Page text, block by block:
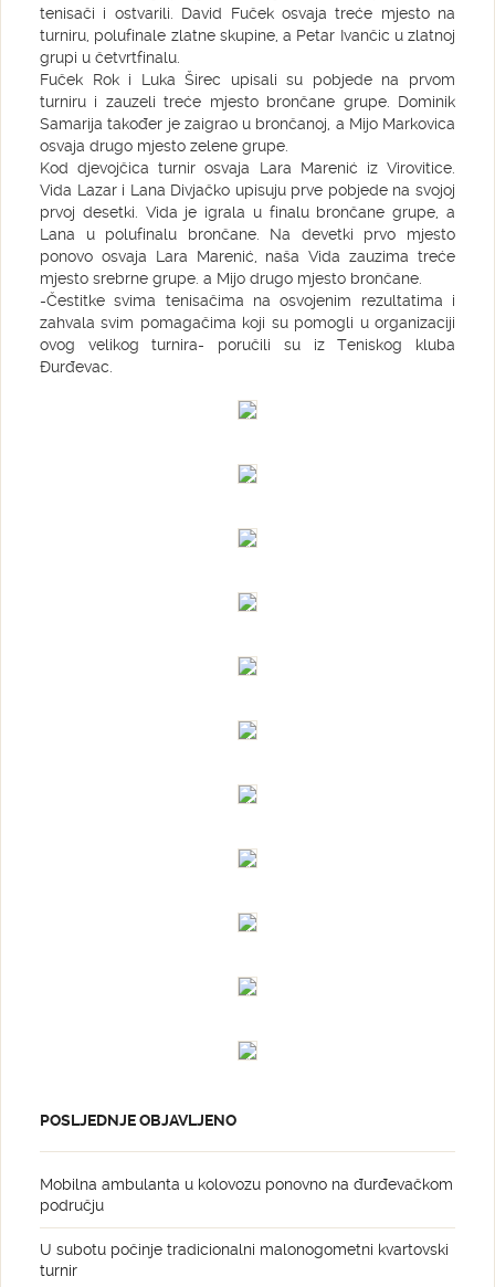
tenisači i ostvarili. David Fuček osvaja treće mjesto na
turniru, polufinale zlatne skupine, a Petar Ivančic u zlatnoj
grupi u četvrtfinalu.
Fuček Rok i Luka Širec upisali su pobjede na prvom
turniru i zauzeli treće mjesto brončane grupe. Dominik
Samarija također je zaigrao u brončanoj, a Mijo Markovica
osvaja drugo mjesto zelene grupe.
Kod djevojčica turnir osvaja Lara Marenić iz Virovitice.
Vida Lazar i Lana Divjačko upisuju prve pobjede na svojoj
prvoj desetki. Vida je igrala u finalu brončane grupe, a
Lana u polufinalu brončane. Na devetki prvo mjesto
ponovo osvaja Lara Marenić, naša Vida zauzima treće
mjesto srebrne grupe. a Mijo drugo mjesto brončane.
-Čestitke svima tenisačima na osvojenim rezultatima i
zahvala svim pomagačima koji su pomogli u organizaciji
ovog velikog turnira- poručili su iz Teniskog kluba
Đurđevac.
POSLJEDNJE OBJAVLJENO
Mobilna ambulanta u kolovozu ponovno na đurđevačkom
području
U subotu počinje tradicionalni malonogometni kvartovski
turnir